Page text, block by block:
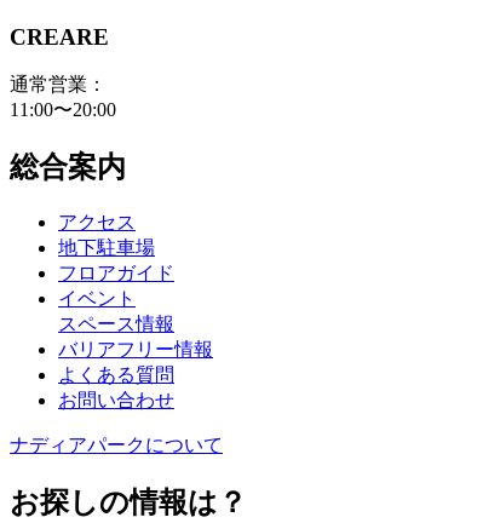
CREARE
通常営業：
11:00〜20:00
総合案内
アクセス
地下駐車場
フロアガイド
イベント
スペース情報
バリアフリー情報
よくある質問
お問い合わせ
ナディアパークについて
お探しの情報は？